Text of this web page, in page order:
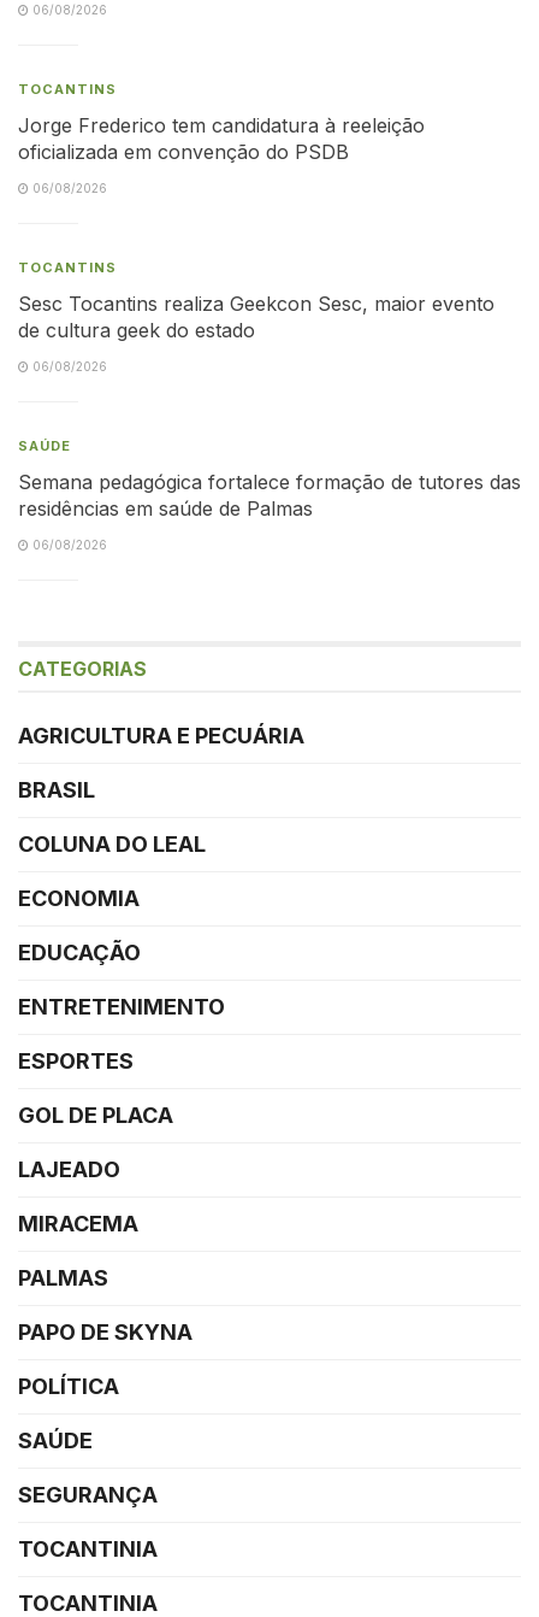
06/08/2026
TOCANTINS
Jorge Frederico tem candidatura à reeleição
oficializada em convenção do PSDB
06/08/2026
TOCANTINS
Sesc Tocantins realiza Geekcon Sesc, maior evento
de cultura geek do estado
06/08/2026
SAÚDE
Semana pedagógica fortalece formação de tutores das
residências em saúde de Palmas
06/08/2026
CATEGORIAS
AGRICULTURA E PECUÁRIA
BRASIL
COLUNA DO LEAL
ECONOMIA
EDUCAÇÃO
ENTRETENIMENTO
ESPORTES
GOL DE PLACA
LAJEADO
MIRACEMA
PALMAS
PAPO DE SKYNA
POLÍTICA
SAÚDE
SEGURANÇA
TOCANTINIA
TOCANTINIA